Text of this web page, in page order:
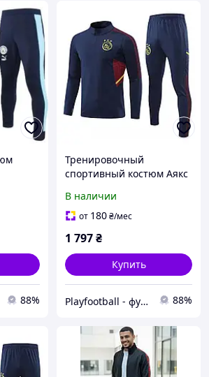
88%
Тренировочный
спортивный костюм Аякс
В наличии
от 180₴/мес
1 797₴
Купить
Playfootball - футбольный интернет-магазин 88%